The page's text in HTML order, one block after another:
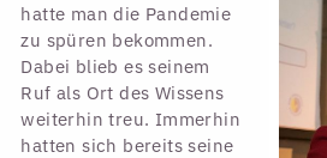
hatte man die Pandemie
zu spüren bekommen.
Dabei blieb es seinem
Ruf als Ort des Wissens
weiterhin treu. Immerhin
hatten sich bereits seine